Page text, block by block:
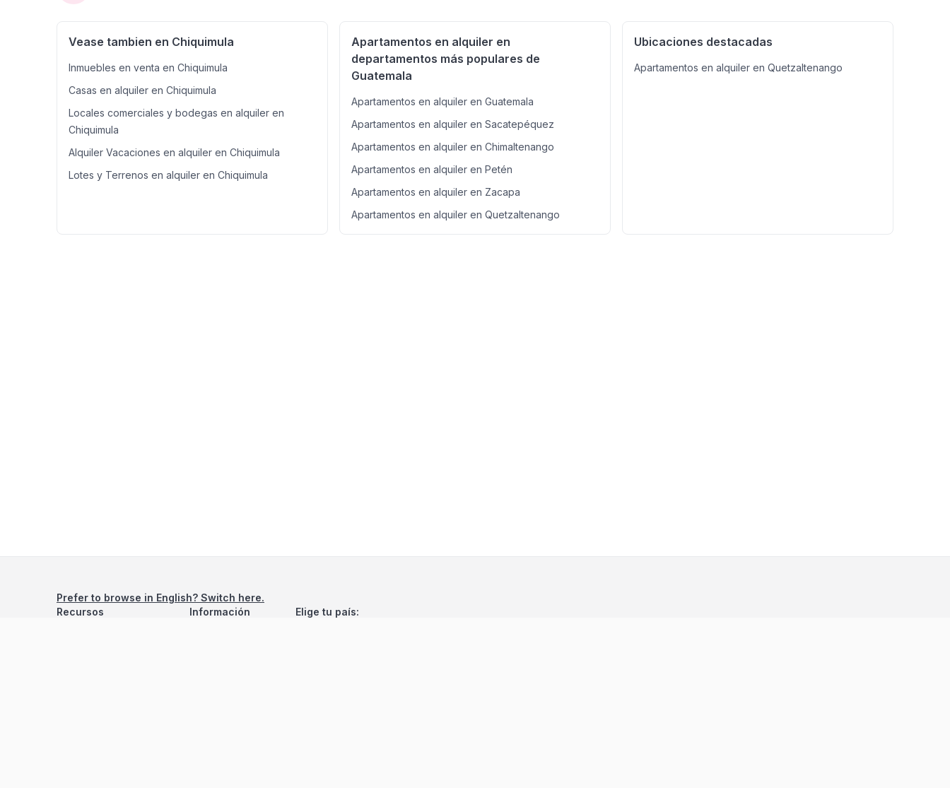
Vease tambien en Chiquimula
Inmuebles en venta en Chiquimula
Casas en alquiler en Chiquimula
Locales comerciales y bodegas en alquiler en
Chiquimula
Alquiler Vacaciones en alquiler en Chiquimula
Lotes y Terrenos en alquiler en Chiquimula
Apartamentos en alquiler en
departamentos más populares de
Guatemala
Apartamentos en alquiler en Guatemala
Apartamentos en alquiler en Sacatepéquez
Apartamentos en alquiler en Chimaltenango
Apartamentos en alquiler en Petén
Apartamentos en alquiler en Zacapa
Apartamentos en alquiler en Quetzaltenango
Ubicaciones destacadas
Apartamentos en alquiler en Quetzaltenango
Prefer to browse in English? Switch here.
Recursos
Información Elige tu país: